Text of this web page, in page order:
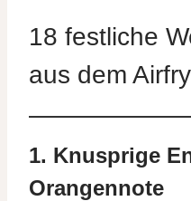
18 festliche
aus dem
1. Knusprige
Orangennote